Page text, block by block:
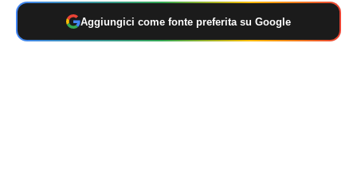
Aggiungici come fonte preferita su Google